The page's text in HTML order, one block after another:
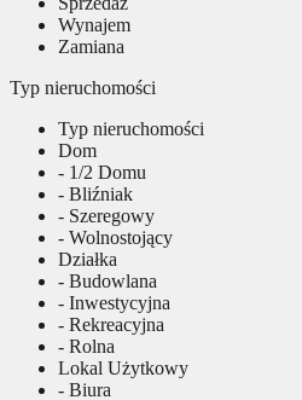
Wynajem
Zamiana
Typ nieruchomości
Typ nieruchomości
Dom
- 1/2 Domu
- Bliźniak
- Szeregowy
- Wolnostojący
Działka
- Budowlana
- Inwestycyjna
- Rekreacyjna
- Rolna
Lokal Użytkowy
- Biura